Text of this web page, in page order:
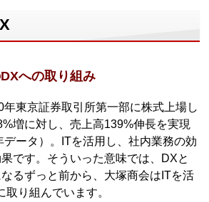
への取り組み
東京証券取引所第一部に株式上場し
増に対し、売上高139%伸長を実現
データ）。ITを活用し、社内業務の効
です。そういった意味では、DXと
るずっと前から、大塚商会はITを活
り組んでいます。